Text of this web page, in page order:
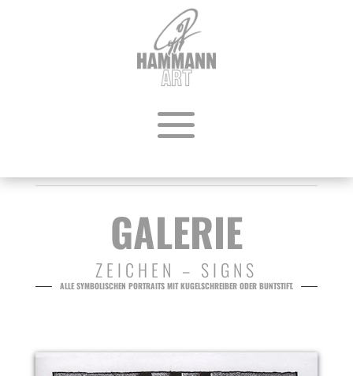
GALERIE
ZEICHEN – SIGNS
ALLE SYMBOLISCHEN PORTRAITS MIT KUGELSCHREIBER ODER BUNTSTIFT.